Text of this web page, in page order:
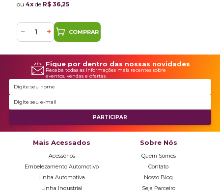
ou 4x de R$ 36,25
− + COMPRAR
Fique por dentro das nossas novidades
Receba todas as informações mais recentes sobre
eventos, vendas e ofertas.
Mais Acessados
Acessórios
Embelezamento Automotivo
Linha Automotiva
Linha Industrial
Sobre Nós
Quem Somos
Contato
Nosso Blog
Seja Parceiro